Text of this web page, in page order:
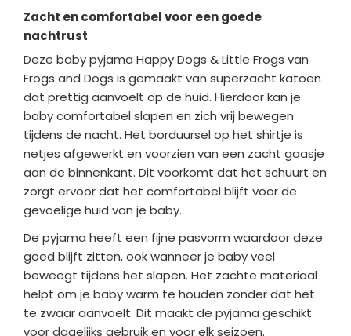
Zacht en comfortabel voor een goede
nachtrust
Deze baby pyjama Happy Dogs & Little Frogs van
Frogs and Dogs is gemaakt van superzacht katoen
dat prettig aanvoelt op de huid. Hierdoor kan je
baby comfortabel slapen en zich vrij bewegen
tijdens de nacht. Het borduursel op het shirtje is
netjes afgewerkt en voorzien van een zacht gaasje
aan de binnenkant. Dit voorkomt dat het schuurt en
zorgt ervoor dat het comfortabel blijft voor de
gevoelige huid van je baby.
De pyjama heeft een fijne pasvorm waardoor deze
goed blijft zitten, ook wanneer je baby veel
beweegt tijdens het slapen. Het zachte materiaal
helpt om je baby warm te houden zonder dat het
te zwaar aanvoelt. Dit maakt de pyjama geschikt
voor dagelijks gebruik en voor elk seizoen.